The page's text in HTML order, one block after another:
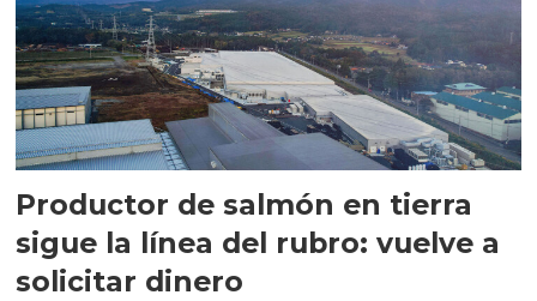
Productor de salmón en tierra
sigue la línea del rubro: vuelve a
solicitar dinero